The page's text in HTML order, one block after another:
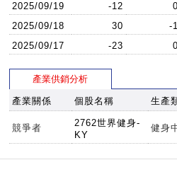
2025/09/19
-12 0
2025/09/18
30 -1
2025/09/17
-23 0
產業供銷分析
產業關係 個股名稱 生產
競爭者
2762世界健身-
KY
健身